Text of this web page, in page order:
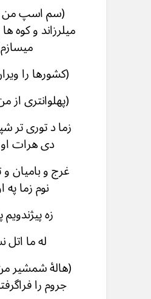
(سم اسپ من
میلرزاند و کوه
(کشورها را
(پهلوانتری
زما د توری تر
دی هرات
غرج و بامیان و
نوم زما په
زه
له ما اتل
(هالۀ شمشیر
جروم را